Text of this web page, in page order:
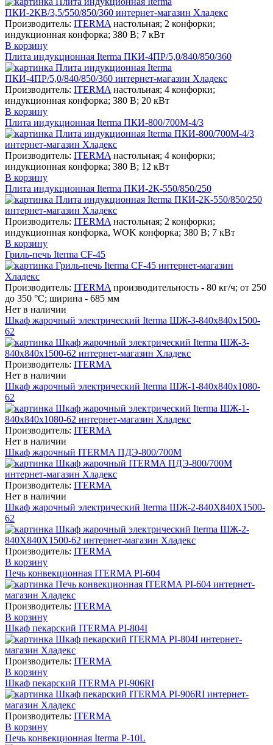
Производитель: ITERMA настольная; 2 конфорки;
индукционная конфорка; 380 В; 7 кВт
В корзину
Плита индукционная Iterma ПКИ-4ПР/5,0/840/850/360
Производитель: ITERMA настольная; 4 конфорки;
индукционная конфорка; 380 В; 20 кВт
В корзину
Плита индукционная Iterma ПКИ-800/700М-4/3
Производитель: ITERMA настольная; 4 конфорки;
индукционная конфорка; 380 В; 12 кВт
В корзину
Плита индукционная Iterma ПКИ-2К-550/850/250
Производитель: ITERMA настольная; 2 конфорки;
индукционная конфорка, WOK конфорка; 380 В; 7 кВт
В корзину
Гриль-печь Iterma CF-45
Производитель: ITERMA производительность - 80 кг/ч; от 250
до 350 °С; ширина - 685 мм
Нет в наличии
Шкаф жарочный электрический Iterma ШЖ-3-840х840х1500-
62
Производитель: ITERMA
Нет в наличии
Шкаф жарочный электрический Iterma ШЖ-1-840х840х1080-
62
Производитель: ITERMA
Нет в наличии
Шкаф жарочный ITERMA ПДЭ-800/700М
Производитель: ITERMA
Нет в наличии
Шкаф жарочный электрический Iterma ШЖ-2-840Х840Х1500-
62
Производитель: ITERMA
В корзину
Печь конвекционная ITERMA PI-604
Производитель: ITERMA
В корзину
Шкаф пекарский ITERMA PI-804I
Производитель: ITERMA
В корзину
Шкаф пекарский ITERMA PI-906RI
Производитель: ITERMA
В корзину
Печь конвекционная Iterma P-10L